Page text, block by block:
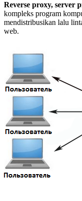
Reverse proxy, server
kompleks program
mendistribusikan lalu
web.